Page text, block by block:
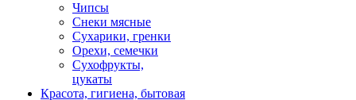
Чипсы
Снеки мясные
Сухарики, гренки
Орехи, семечки
Сухофрукты,
цукаты
Красота, гигиена, бытовая